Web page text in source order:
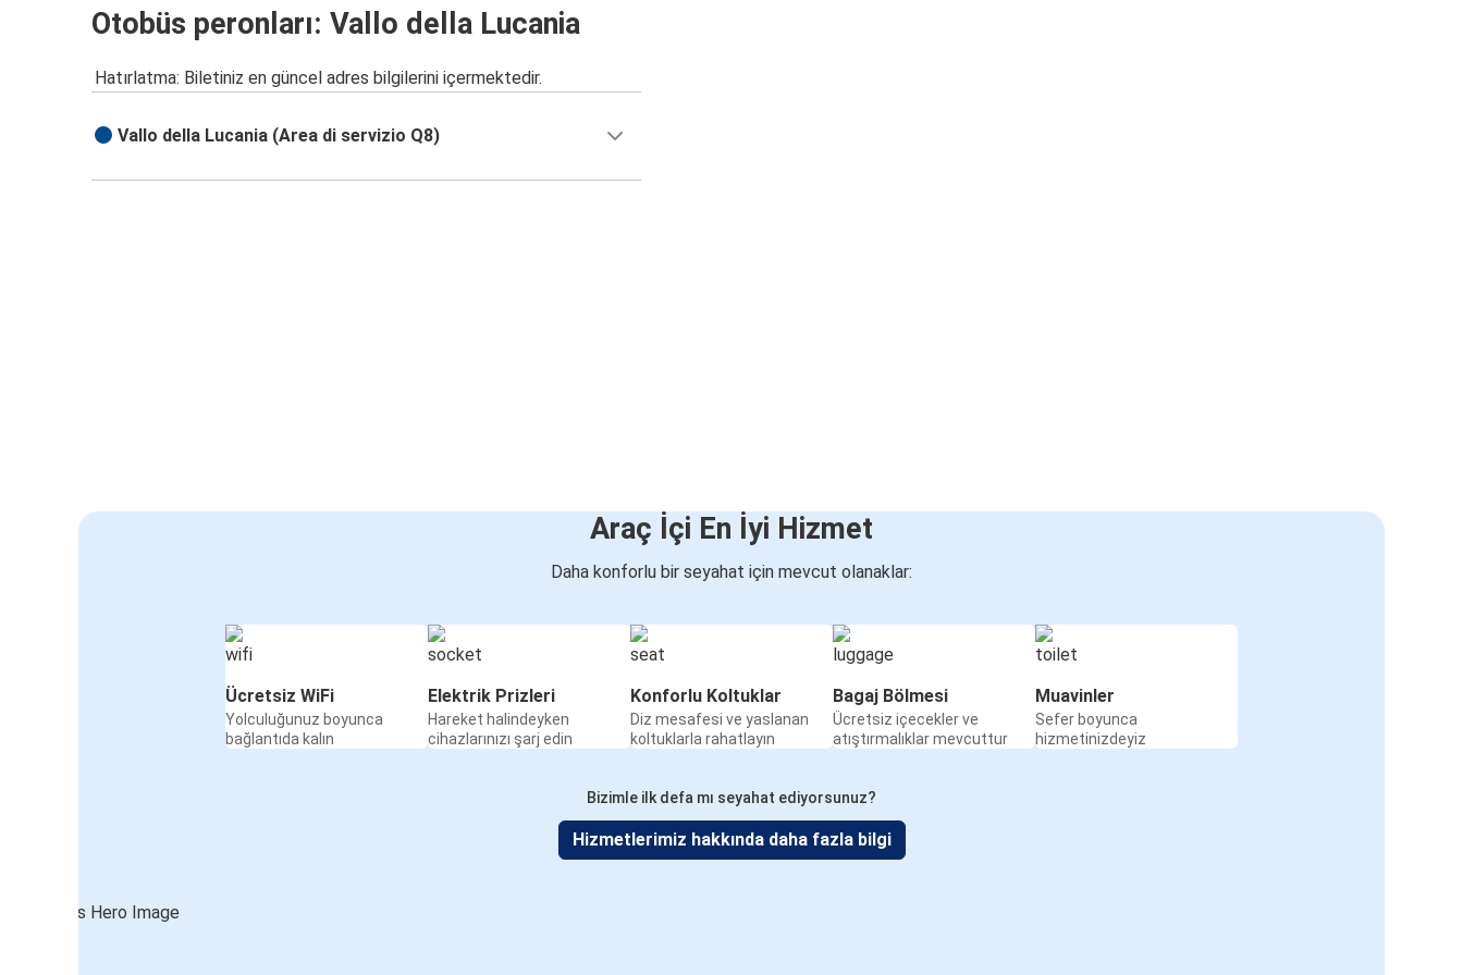
Otobüs peronları: Vallo della Lucania
Hatırlatma: Biletiniz en güncel adres bilgilerini içermektedir.
Vallo della Lucania (Area di servizio Q8)
Araç İçi En İyi Hizmet
Daha konforlu bir seyahat için mevcut olanaklar:
Ücretsiz WiFi
Yolculuğunuz boyunca
bağlantıda kalın
Elektrik Prizleri
Hareket halindeyken
cihazlarınızı şarj edin
Konforlu Koltuklar
Diz mesafesi ve yaslanan
koltuklarla rahatlayın
Bagaj Bölmesi
Ücretsiz içecekler ve
atıştırmalıklar mevcuttur
Muavinler
Sefer boyunca
hizmetinizdeyiz
Bizimle ilk defa mı seyahat ediyorsunuz?
Hizmetlerimiz hakkında daha fazla bilgi